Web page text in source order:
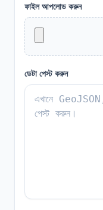
ফাইল আপলোড করুন
ডেটা পেস্ট করুন